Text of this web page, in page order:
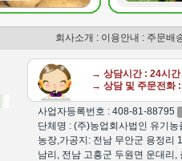
회사소개 : 이용안내 : 주문배
→ 상담시간 : 24시간
→ 상담 및 주문전화
사업자등록번호 : 408-81-88795
단체명 : (주)농업회사법인 유기
농장,가공지: 전남 무안군 용정리
남리, 전남 고흥군 두원면 운대리